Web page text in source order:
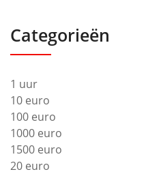
Categorieën
1 uur
10 euro
100 euro
1000 euro
1500 euro
20 euro